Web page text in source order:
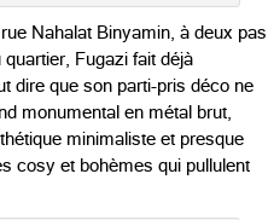
Nahalat Binyamin, à deux pas
Fugazi fait déjà
dire que son parti-pris déco ne
monumental en métal brut,
minimaliste et presque
cosy et bohèmes qui pullulent